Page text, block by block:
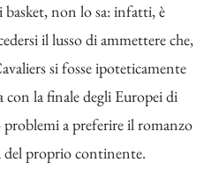
basket, non lo sa: infatti, è
il lusso di ammettere che,
si fosse ipoteticamente
la finale degli Europei di
a preferire il romanzo
del proprio continente.